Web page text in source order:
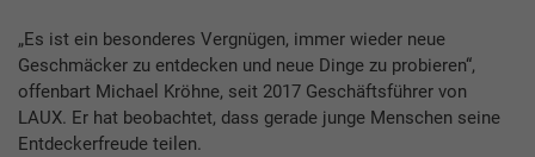
„Es ist ein besonderes Vergnügen, immer wieder neue
Geschmäcker zu entdecken und neue Dinge zu probieren“,
offenbart Michael Kröhne, seit 2017 Geschäftsführer von
LAUX. Er hat beobachtet, dass gerade junge Menschen seine
Entdeckerfreude teilen.